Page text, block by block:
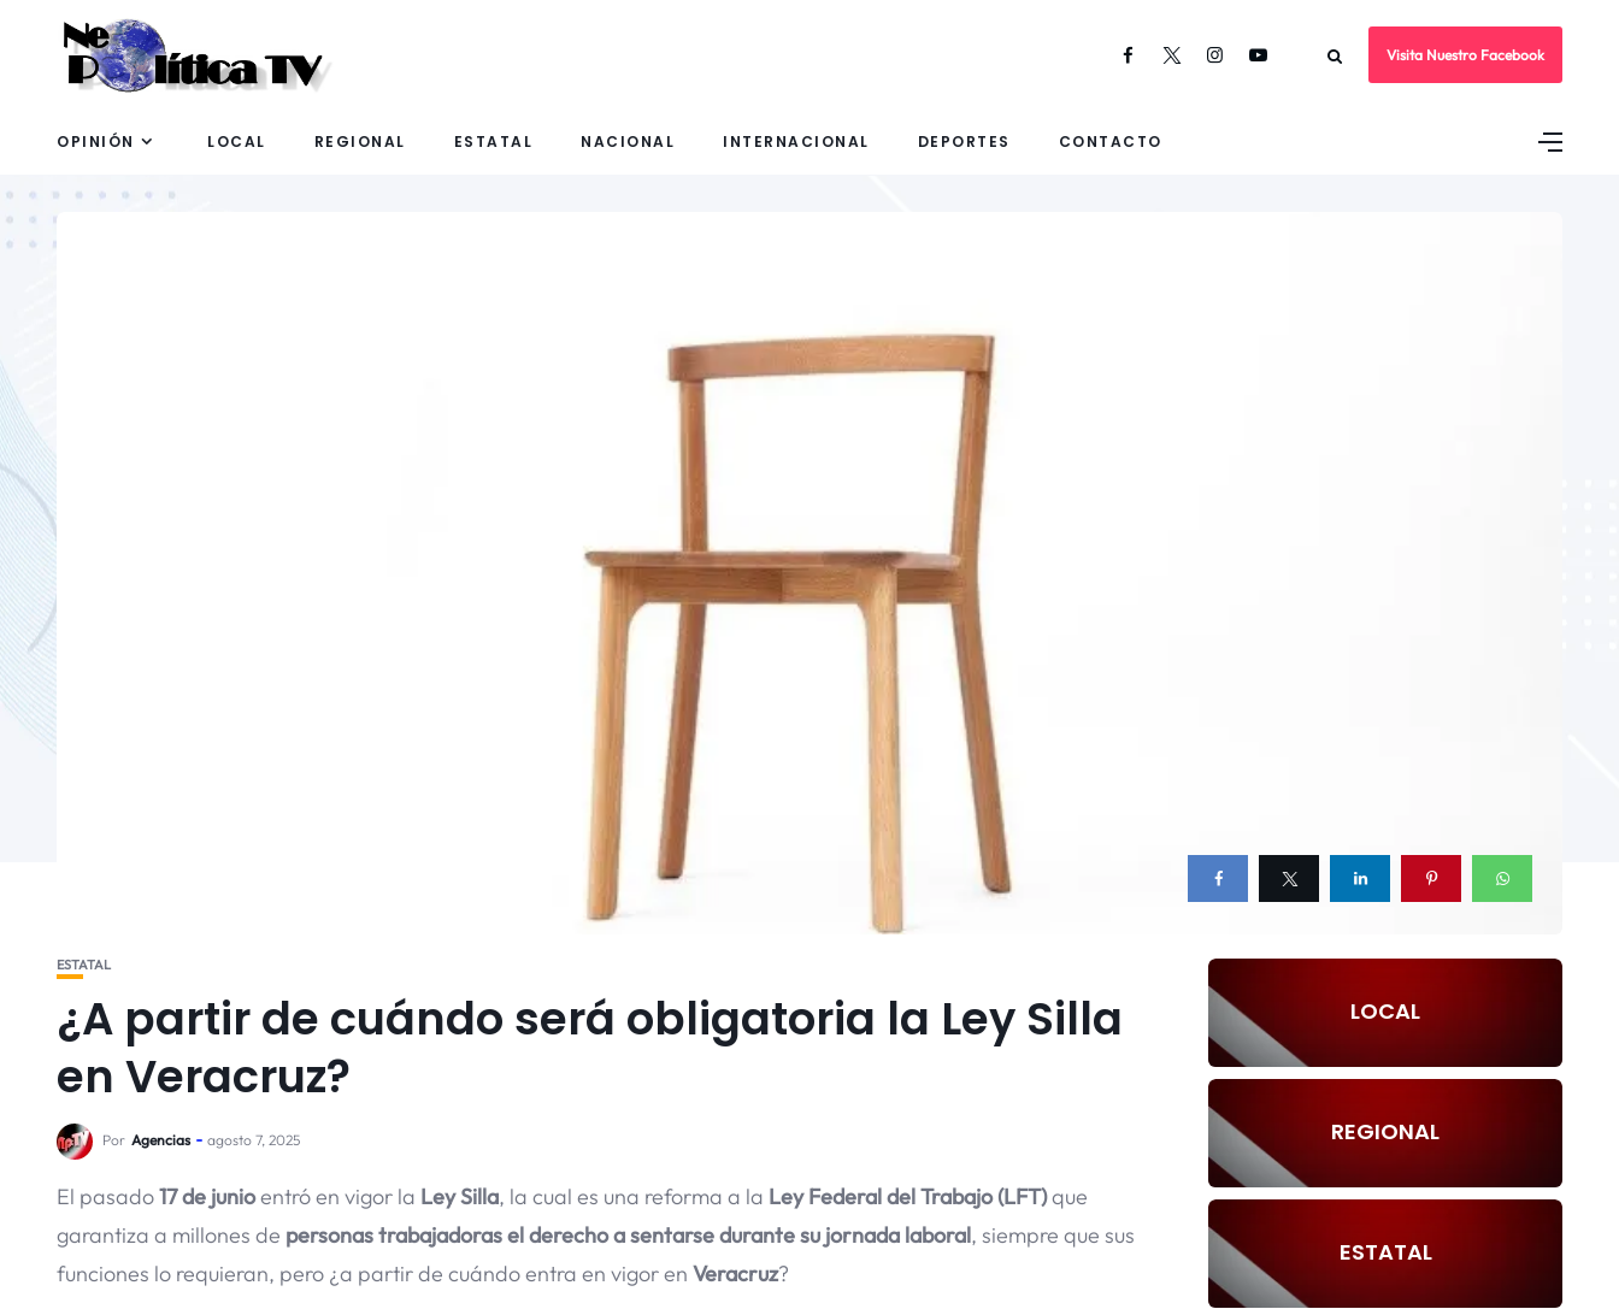
Visita Nuestro Facebook
OPINIÓN LOCAL REGIONAL ESTATAL NACIONAL INTERNACIONAL DEPORTES CONTACTO
ESTATAL
¿A partir de cuándo será obligatoria la Ley Silla
en Veracruz?
Por Agencias agosto 7, 2025
El pasado17 de junioentró en vigor la Ley Silla, la cual es una reforma a la Ley Federal del Trabajo (LFT)que
garantiza a millones de personas trabajadoras el derecho a sentarse durante su jornada laboral, siempre que sus
funciones lo requieran, pero ¿a partir de cuándo entra en vigor en Veracruz?
LOCAL
REGIONAL
ESTATAL